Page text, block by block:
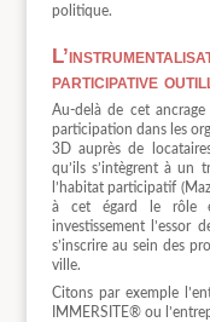
politique.
participative
Au-delà de cet
participation dans les
3D auprès de
qu’ils s’intègrent à un
l’habitat participatif
à cet égard le rôle
investissement l’essor
s’inscrire au sein des
ville.
Citons par exemple
IMMERSITE® ou